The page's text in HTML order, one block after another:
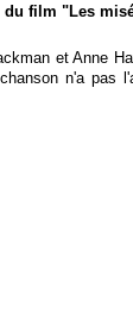
film "Les
et Anne
n'a pas